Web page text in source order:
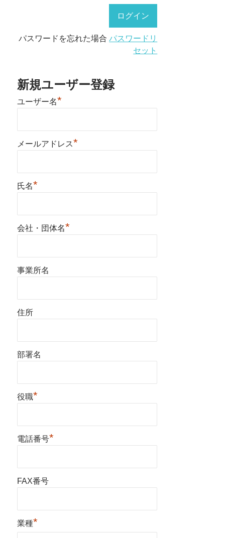
パスワードを忘れた場合パスワードリ
セット
新規ユーザー登録
ユーザー名*
メールアドレス*
氏名*
会社・団体名*
事業所名
住所
部署名
役職*
電話番号*
FAX番号
業種*